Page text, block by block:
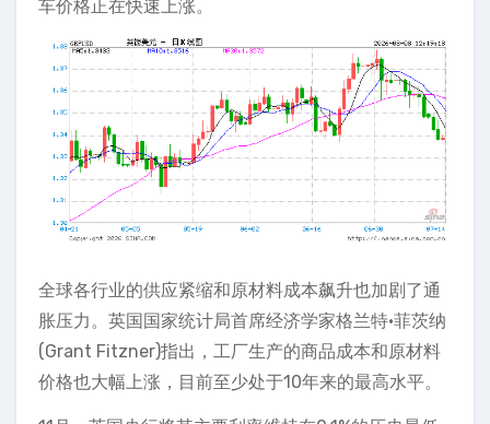
车价格正在快速上涨。
全球各行业的供应紧缩和原材料成本飙升也加剧了通
胀压力。英国国家统计局首席经济学家格兰特•菲茨纳
(Grant Fitzner)指出，工厂生产的商品成本和原材料
价格也大幅上涨，目前至少处于10年来的最高水平。